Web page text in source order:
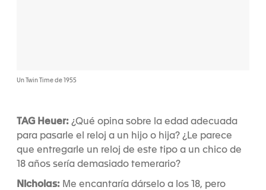
Un Twin Time de 1955
TAG Heuer: ¿Qué opina sobre la edad adecuada
para pasarle el reloj a un hijo o hija? ¿Le parece
que entregarle un reloj de este tipo a un chico de
18 años sería demasiado temerario?
Nicholas: Me encantaría dárselo a los 18, pero